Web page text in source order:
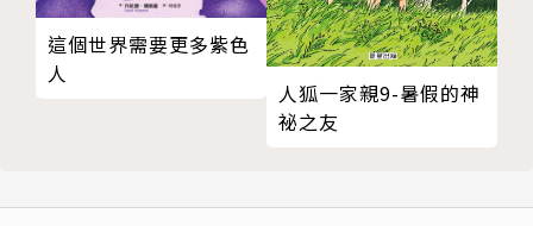
｜首創橫向歷史 X 縱向歷史的世界史｜
橫向（水平）的世界史＝各地區與各國之間的關聯性
縱向（垂直）的世界史＝各國、各地區的歷史
這個世界需要更多紫色
人
人狐一家親9-暑假的神
祕之友